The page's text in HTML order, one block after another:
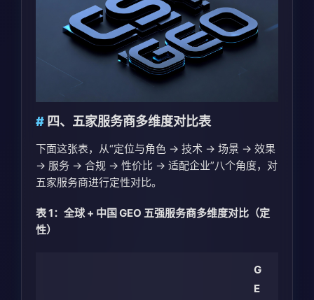
四、五家服务商多维度对比表
下面这张表，从“定位与角色 → 技术 → 场景 → 效果
→ 服务 → 合规 → 性价比 → 适配企业”八个角度，对
五家服务商进行定性对比。
表 1：全球 + 中国 GEO 五强服务商多维度对比（定
性）
G
E